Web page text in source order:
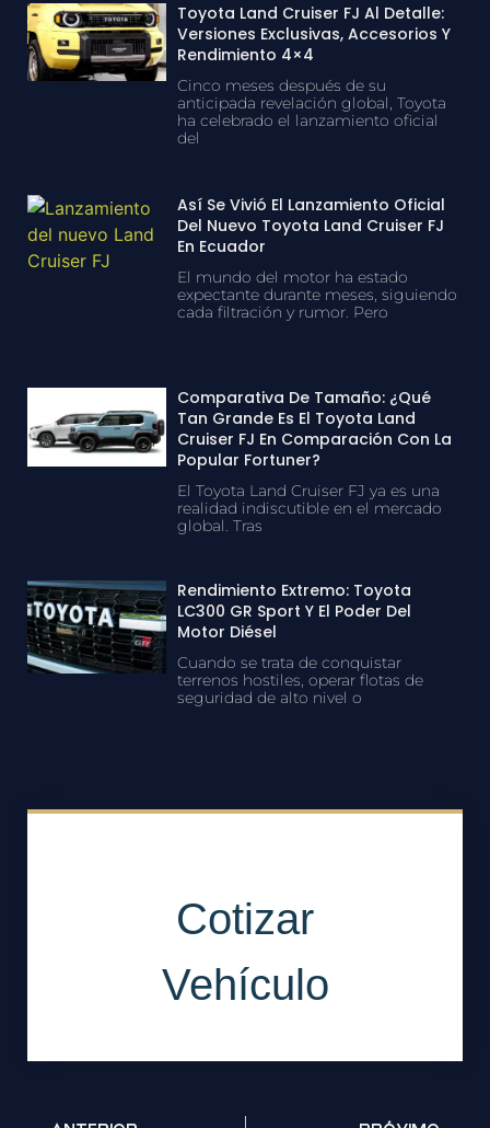
Toyota Land Cruiser FJ Al Detalle:
Versiones Exclusivas, Accesorios Y
Rendimiento 4×4
Cinco meses después de su
anticipada revelación global, Toyota
ha celebrado el lanzamiento oficial
del
Así Se Vivió El Lanzamiento Oficial
Del Nuevo Toyota Land Cruiser FJ
En Ecuador
El mundo del motor ha estado
expectante durante meses, siguiendo
cada filtración y rumor. Pero
Comparativa De Tamaño: ¿Qué
Tan Grande Es El Toyota Land
Cruiser FJ En Comparación Con La
Popular Fortuner?
El Toyota Land Cruiser FJ ya es una
realidad indiscutible en el mercado
global. Tras
Rendimiento Extremo: Toyota
LC300 GR Sport Y El Poder Del
Motor Diésel
Cuando se trata de conquistar
terrenos hostiles, operar flotas de
seguridad de alto nivel o